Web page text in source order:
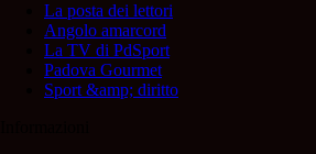
La posta dei lettori
Angolo amarcord
La TV di PdSport
Padova Gourmet
Sport &amp; diritto